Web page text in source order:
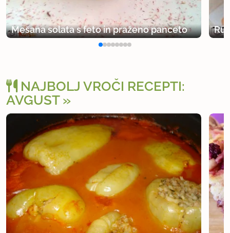
Mešana solata s feto in praženo panceto
NAJBOLJ VROČI RECEPTI:
AVGUST